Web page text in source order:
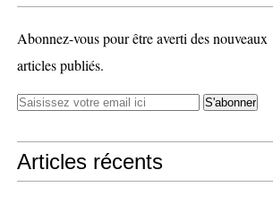
Abonnez-vous pour être averti des nouveaux
articles publiés.
Articles récents